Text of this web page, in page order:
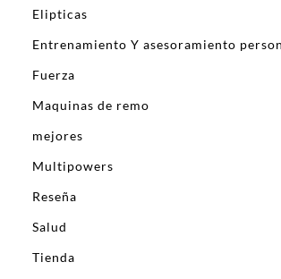
Elipticas
Entrenamiento Y asesoramiento
Fuerza
Maquinas de remo
mejores
Multipowers
Reseña
Salud
Tienda